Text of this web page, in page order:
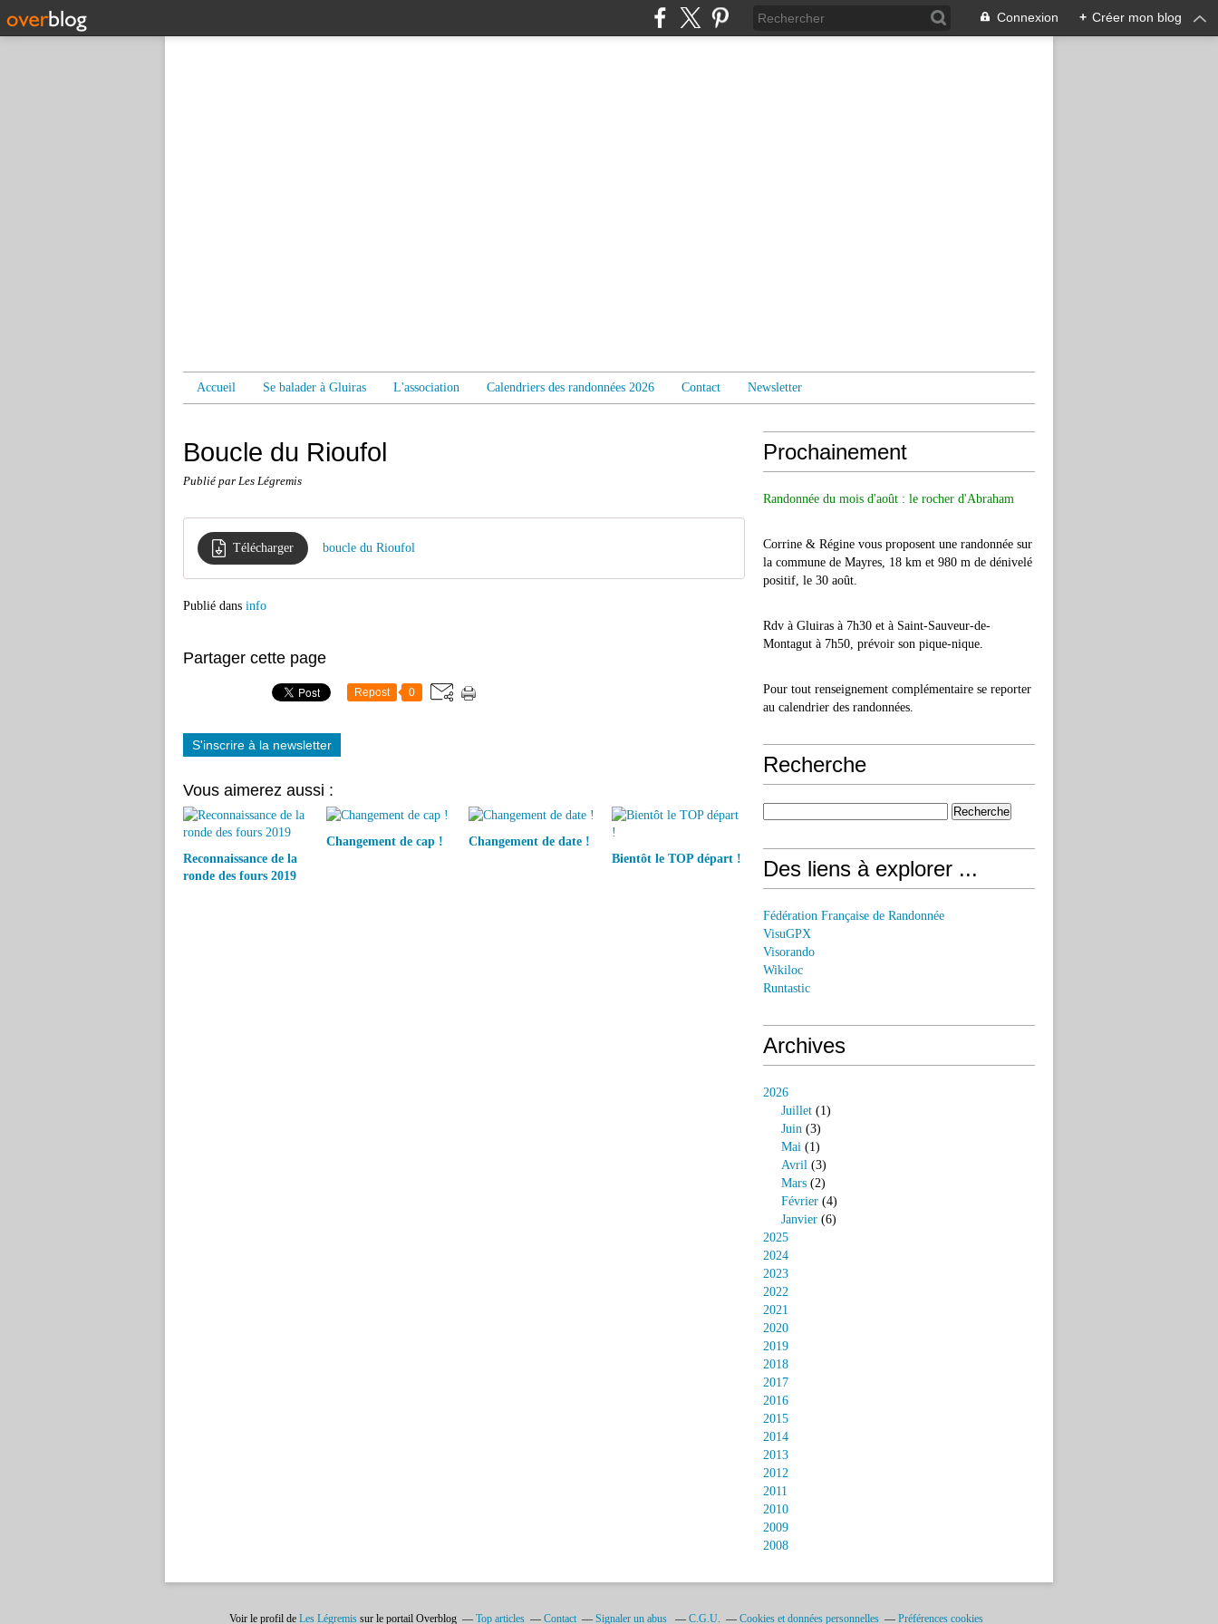
Connexion + Créer mon blog
Accueil Se balader à Gluiras L'association Calendriers des randonnées 2026 Contact Newsletter
Boucle du Rioufol
Publié par Les Légremis
Télécharger boucle du Rioufol
Publié dans info
Partager cette page
Repost 0
S'inscrire à la newsletter
Vous aimerez aussi :
Reconnaissance de la
ronde des fours 2019
Changement de cap !
Changement de date !
Bientôt le TOP départ !
Prochainement
Randonnée du mois d'août : le rocher d'Abraham
Corrine & Régine vous proposent une randonnée sur
la commune de Mayres, 18 km et 980 m de dénivelé
positif, le 30 août.
Rdv à Gluiras à 7h30 et à Saint-Sauveur-de-
Montagut à 7h50, prévoir son pique-nique.
Pour tout renseignement complémentaire se reporter
au calendrier des randonnées.
Recherche
Des liens à explorer ...
Fédération Française de Randonnée
VisuGPX
Visorando
Wikiloc
Runtastic
Archives
2026
Juillet (1)
Juin (3)
Mai (1)
Avril (3)
Mars (2)
Février (4)
Janvier (6)
2025
2024
2023
2022
2021
2020
2019
2018
2017
2016
2015
2014
2013
2012
2011
2010
2009
2008
Voir le profil de Les Légremis sur le portail Overblog Top articles Contact Signaler un abus C.G.U. Cookies et données personnelles Préférences cookies